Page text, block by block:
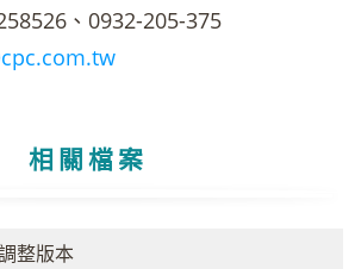
、0932-205-375
相關檔案
整版本